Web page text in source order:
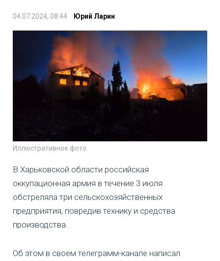
04.07.2024, 08:44 Юрий Ларин
Иллюстративное фото
В Харьковской области российская
оккупационная армия в течение 3 июля
обстреляла три сельскохозяйственных
предприятия, повредив технику и средства
производства.
Об этом в своем телеграмм-канале написал